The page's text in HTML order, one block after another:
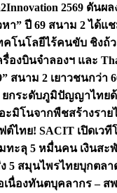
2569 ดันผ
หา” ปี 69 สนาม 2 ได้แ
คโนโลยีไร้คนขับ ชิงถ้
องบินจำลองฯ และ
สนาม 2 เยาวชนกว่า
ยกระดับภูมิปัญญาไทยด้
ะมิโนจากพืชสร้างรา
ไทย! SACIT เปิดเว
ะลุ 5 หมื่นคน เงินสะพั
ง 5 สมุนไพรไทยบุกตล
นื่องทันตบุคลากร – ส